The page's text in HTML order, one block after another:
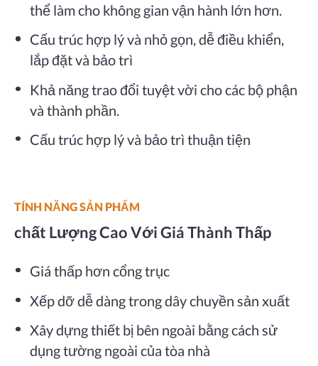
thể làm cho không gian vận hành lớn hơn.
Cấu trúc hợp lý và nhỏ gọn, dễ điều khiển,
lắp đặt và bảo trì
Khả năng trao đổi tuyệt vời cho các bộ phận
và thành phần.
Cấu trúc hợp lý và bảo trì thuận tiện
TÍNH NĂNG SẢN PHẨM
Chất Lượng Cao Với Giá Thành Thấp
Giá thấp hơn cổng trục
Xếp dỡ dễ dàng trong dây chuyền sản xuất
Xây dựng thiết bị bên ngoài bằng cách sử
dụng tường ngoài của tòa nhà